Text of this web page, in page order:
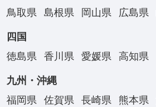
鳥取県
島根県 岡山県 広島県
四国
徳島県
香川県 愛媛県 高知県
九州・沖縄
福岡県
佐賀県 長崎県 熊本県